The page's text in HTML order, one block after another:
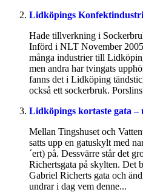
Lidköpings
Hade tillverkning i
Införd i NLT November
många industrier till
men andra har tvingats
fanns det i Lidköping
också ett sockerbruk.
Lidköpings kortaste gata
Mellan Tingshuset och
satts upp en gatuskylt med
´ert) på. Dessvärre står det
Richertsgata på skylten. Det
Gabriel Richerts gata och
undrar i dag vem denne...